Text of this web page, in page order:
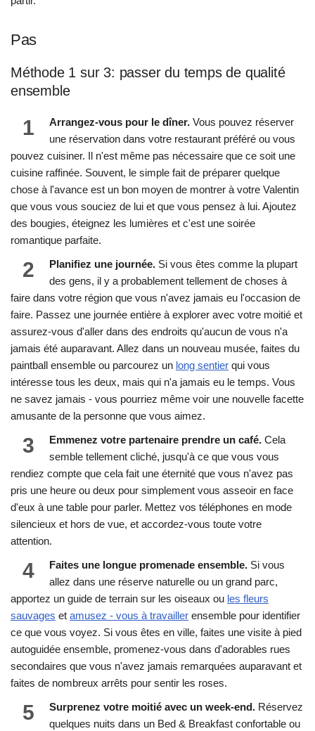
Pas
Méthode 1 sur 3: passer du temps de qualité
ensemble
1 Arrangez-vous pour le dîner. Vous pouvez réserver
une réservation dans votre restaurant préféré ou vous
pouvez cuisiner. Il n'est même pas nécessaire que ce soit une
cuisine raffinée. Souvent, le simple fait de préparer quelque
chose à l'avance est un bon moyen de montrer à votre Valentin
que vous vous souciez de lui et que vous pensez à lui. Ajoutez
des bougies, éteignez les lumières et c'est une soirée
romantique parfaite.
2 Planifiez une journée. Si vous êtes comme la plupart
des gens, il y a probablement tellement de choses à
faire dans votre région que vous n'avez jamais eu l'occasion de
faire. Passez une journée entière à explorer avec votre moitié et
assurez-vous d'aller dans des endroits qu'aucun de vous n'a
jamais été auparavant. Allez dans un nouveau musée, faites du
paintball ensemble ou parcourez un long sentier qui vous
intéresse tous les deux, mais qui n'a jamais eu le temps. Vous
ne savez jamais - vous pourriez même voir une nouvelle facette
amusante de la personne que vous aimez.
3 Emmenez votre partenaire prendre un café. Cela
semble tellement cliché, jusqu'à ce que vous vous
rendiez compte que cela fait une éternité que vous n'avez pas
pris une heure ou deux pour simplement vous asseoir en face
d'eux à une table pour parler. Mettez vos téléphones en mode
silencieux et hors de vue, et accordez-vous toute votre
attention.
4 Faites une longue promenade ensemble. Si vous
allez dans une réserve naturelle ou un grand parc,
apportez un guide de terrain sur les oiseaux ou les fleurs
sauvages et amusez - vous à travailler ensemble pour identifier
ce que vous voyez. Si vous êtes en ville, faites une visite à pied
autoguidée ensemble, promenez-vous dans d'adorables rues
secondaires que vous n'avez jamais remarquées auparavant et
faites de nombreux arrêts pour sentir les roses.
5 Surprenez votre moitié avec un week-end. Réservez
quelques nuits dans un Bed & Breakfast confortable ou